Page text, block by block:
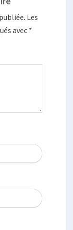
Les
avec *